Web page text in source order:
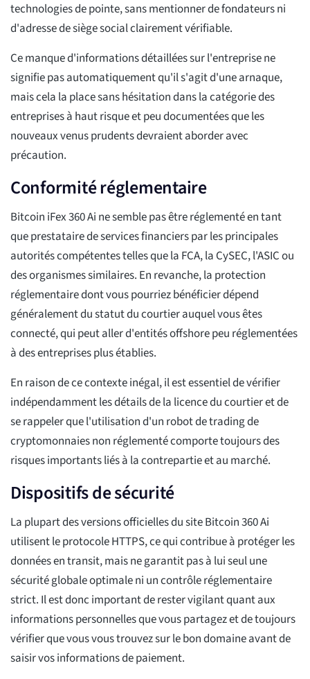
technologies de pointe, sans mentionner de fondateurs ni
d'adresse de siège social clairement vérifiable.
Ce manque d'informations détaillées sur l'entreprise ne
signifie pas automatiquement qu'il s'agit d'une arnaque,
mais cela la place sans hésitation dans la catégorie des
entreprises à haut risque et peu documentées que les
nouveaux venus prudents devraient aborder avec
précaution.
Conformité réglementaire
Bitcoin iFex 360 Ai ne semble pas être réglementé en tant
que prestataire de services financiers par les principales
autorités compétentes telles que la FCA, la CySEC, l'ASIC ou
des organismes similaires. En revanche, la protection
réglementaire dont vous pourriez bénéficier dépend
généralement du statut du courtier auquel vous êtes
connecté, qui peut aller d'entités offshore peu réglementées
à des entreprises plus établies.
En raison de ce contexte inégal, il est essentiel de vérifier
indépendamment les détails de la licence du courtier et de
se rappeler que l'utilisation d'un robot de trading de
cryptomonnaies non réglementé comporte toujours des
risques importants liés à la contrepartie et au marché.
Dispositifs de sécurité
La plupart des versions officielles du site Bitcoin 360 Ai
utilisent le protocole HTTPS, ce qui contribue à protéger les
données en transit, mais ne garantit pas à lui seul une
sécurité globale optimale ni un contrôle réglementaire
strict. Il est donc important de rester vigilant quant aux
informations personnelles que vous partagez et de toujours
vérifier que vous vous trouvez sur le bon domaine avant de
saisir vos informations de paiement.